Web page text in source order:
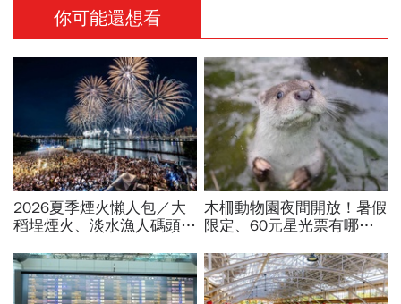
你可能還想看
2026夏季煙火懶人包／大
稻埕煙火、淡水漁人碼頭、
放時間、表演卡司、最佳觀
賞點必看
木柵動物園夜間開放！暑假
限定、60元星光票有哪些
間、門票、最佳遊園路線總
整理